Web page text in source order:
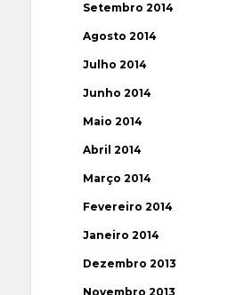
Setembro 2014
Agosto 2014
Julho 2014
Junho 2014
Maio 2014
Abril 2014
Março 2014
Fevereiro 2014
Janeiro 2014
Dezembro 2013
Novembro 2013